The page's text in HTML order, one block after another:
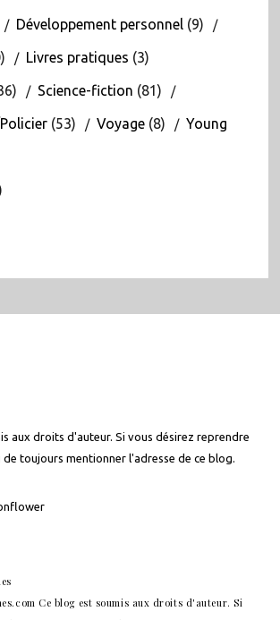
Développement personnel(9)
Livres pratiques (3)
Science-fiction (81)
(53) Voyage(8) Young
aux droits d'auteur. Si vous désirez reprendre
de toujours mentionner l'adresse de ce blog.
Ce blog est soumis aux droits d'auteur. Si